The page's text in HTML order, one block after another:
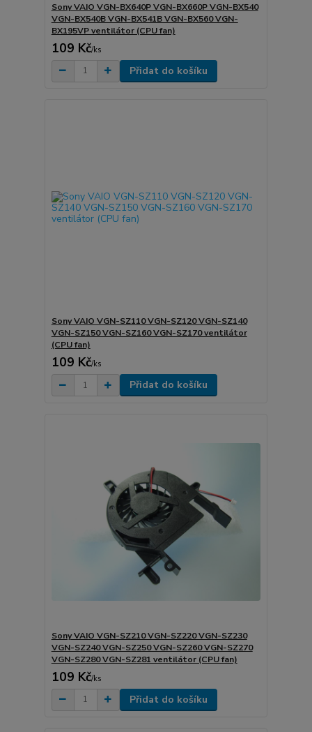
Sony VAIO VGN-BX640P VGN-BX660P VGN-BX540
VGN-BX540B VGN-BX541B VGN-BX560 VGN-
BX195VP ventilátor (CPU fan)
109 Kč/ks
Přidat do košíku
Sony VAIO VGN-SZ110 VGN-SZ120 VGN-SZ140
VGN-SZ150 VGN-SZ160 VGN-SZ170 ventilátor
(CPU fan)
109 Kč/ks
Přidat do košíku
Sony VAIO VGN-SZ210 VGN-SZ220 VGN-SZ230
VGN-SZ240 VGN-SZ250 VGN-SZ260 VGN-SZ270
VGN-SZ280 VGN-SZ281 ventilátor (CPU fan)
109 Kč/ks
Přidat do košíku